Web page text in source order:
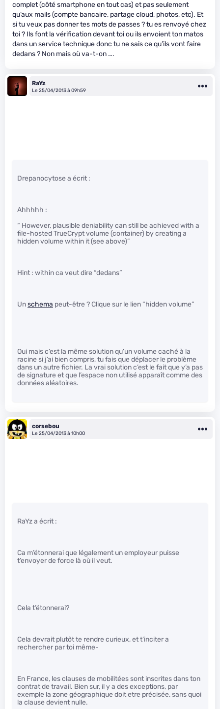
complet (côté smartphone en tout cas) et pas seulement
qu’aux mails (compte bancaire, partage cloud, photos, etc). Et
si tu veux pas donner tes mots de passes ? tu es renvoyé chez
toi ? Ils font la vérification devant toi ou ils envoient ton matos
dans un service technique donc tu ne sais ce qu’ils vont faire
dedans ? Non mais où va-t-on ….
RaYz
Le 25/04/2013 à 09h59
Drepanocytose a écrit :
Ahhhhh :
“ However, plausible deniability can still be achieved with a
file-hosted TrueCrypt volume (container) by creating a
hidden volume within it (see above)”
Hint : within ca veut dire “dedans”
Unschema peut-être ? Clique sur le lien “hidden volume”
Oui mais c’est la même solution qu’un volume caché à la
racine si j’ai bien compris, tu fais que déplacer le problème
dans un autre fichier. La vrai solution c’est le fait que y’a pas
de signature et que l’espace non utilisé apparaît comme des
données aléatoires.
corsebou
Le 25/04/2013 à 10h00
RaYz a écrit :
Ca m’étonnerai que légalement un employeur puisse
t’envoyer de force là où il veut.
Cela t’étonnerai?
Cela devrait plutôt te rendre curieux, et t’inciter a
rechercher par toi même-
En France, les clauses de mobilitées sont inscrites dans ton
contrat de travail. Bien sur, il y a des exceptions, par
exemple la zone géographique doit etre précisée, sans quoi
la clause devient nulle.